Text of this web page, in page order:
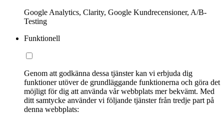
Google Analytics, Clarity, Google Kundrecensioner, A/B-
Testing
Funktionell
Genom att godkänna dessa tjänster kan vi erbjuda dig
funktioner utöver de grundläggande funktionerna och göra det
möjligt för dig att använda vår webbplats mer bekvämt. Med
ditt samtycke använder vi följande tjänster från tredje part på
denna webbplats: